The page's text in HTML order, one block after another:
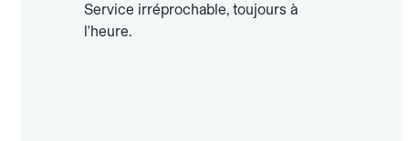
Service irréprochable, toujours à
l'heure.